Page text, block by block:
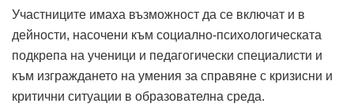
Участниците имаха възможност да се включат и в
дейности, насочени към социално-психологическата
подкрепа на ученици и педагогически специалисти и
към изграждането на умения за справяне с кризисни и
критични ситуации в образователна среда.